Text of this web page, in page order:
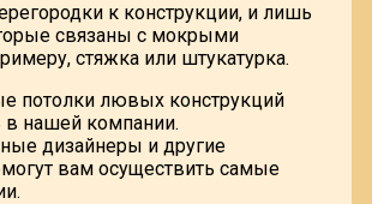
к конструкции, и лишь
связаны с мокрыми
стяжка или штукатурка.
потолки лювых конструкций
в нашей компании.
дизайнеры и другие
вам осуществить самые